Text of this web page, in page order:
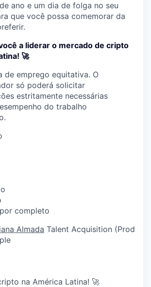
ano e um dia de folga no seu
que você possa comemorar da
a liderar o mercado de cripto
🚀
de emprego equitativa. O
só poderá solicitar
estritamente necessárias
do trabalho
completo
Almada Talent Acquisition (Prod
na América Latina! 🚀